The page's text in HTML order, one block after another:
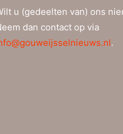
u (gedeelten van) ons
dan contact op via
.